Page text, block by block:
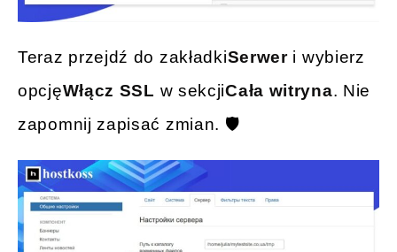
Teraz przejdź do zakładkiSerweri wybierz
opcjęWłącz SSL w sekcjiCała witryna. Nie
zapomnij zapisać zmian. 🛡️